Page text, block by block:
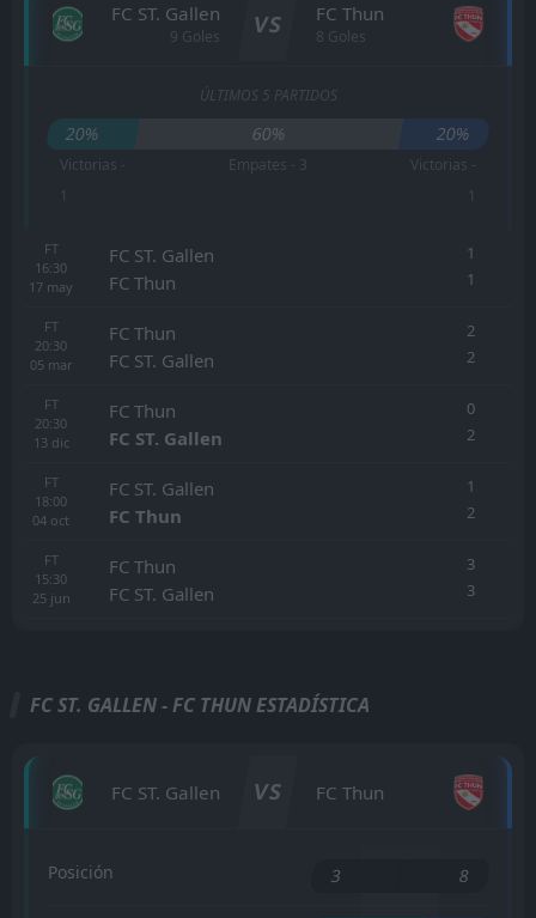
FC ST. Gallen
9 Goles VS FC Thun
8 Goles
ÚLTIMOS 5 PARTIDOS
20% 60% 20%
Victorias -
1
Empates - 3
Victorias -
1
FT
16:30
17 may
FC ST. Gallen
FC Thun
1
1
FT
20:30
05 mar
FC Thun
FC ST. Gallen
2
2
FT
20:30
13 dic
FC Thun
FC ST. Gallen
0
2
FT
18:00
04 oct
FC ST. Gallen
FC Thun
1
2
FT
15:30
25 jun
FC Thun
FC ST. Gallen
3
3
FC ST. GALLEN - FC THUN ESTADÍSTICA
FC ST. Gallen VS FC Thun
Posición 3 8